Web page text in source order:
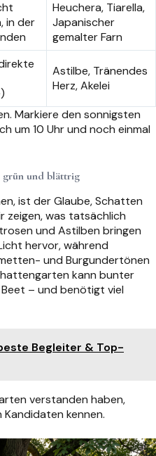
in der
Heuchera, Tiarella,
Japanischer
gemalter Farn
Astilbe, Tränendes
Herz, Akelei
Markiere den sonnigsten
um 10 Uhr und noch einmal
grün und blättrig
ist der Glaube, Schatten
zeigen, was tatsächlich
und Astilben bringen
hervor, während
und Burgundertönen
kann bunter
– und benötigt viel
Begleiter & Top-
verstanden haben,
kennen.